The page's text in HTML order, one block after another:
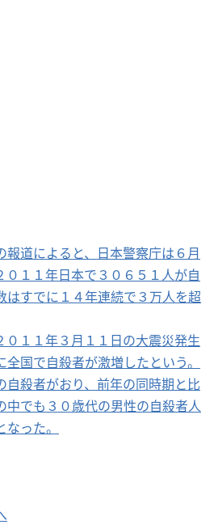
報道によると、日本警察庁は６月
０１１年日本で３０６５１人が自
はすでに１４年連続で３万人を超
１１年３月１１日の大震災発生
国で自殺者が激増したという。
自殺者がおり、前年の同時期と比
中でも３０歳代の男性の自殺者人
った。